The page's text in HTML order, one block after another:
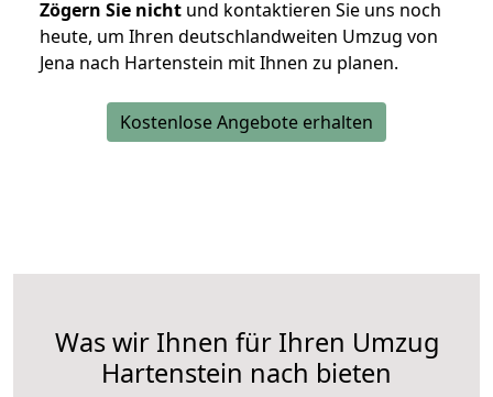
Zögern Sie nicht und kontaktieren Sie uns noch
heute, um Ihren deutschlandweiten Umzug von
Jena nach Hartenstein mit Ihnen zu planen.
Kostenlose Angebote erhalten
Was wir Ihnen für Ihren Umzug
Hartenstein nach bieten